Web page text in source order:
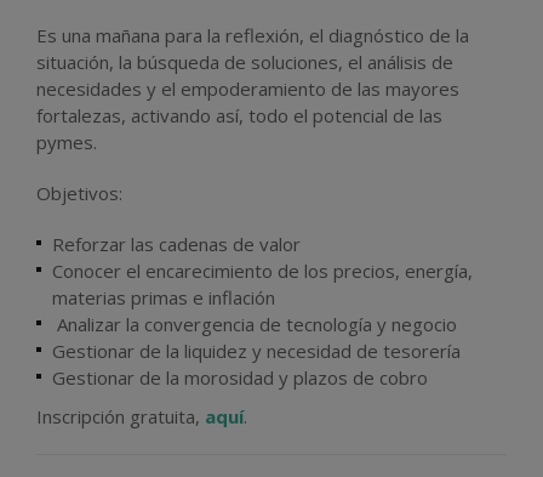
Es una mañana para la reflexión, el diagnóstico de la
situación, la búsqueda de soluciones, el análisis de
necesidades y el empoderamiento de las mayores
fortalezas, activando así, todo el potencial de las
pymes.
Objetivos:
Reforzar las cadenas de valor
Conocer el encarecimiento de los precios, energía,
materias primas e inflación
Analizar la convergencia de tecnología y negocio
Gestionar de la liquidez y necesidad de tesorería
Gestionar de la morosidad y plazos de cobro
Inscripción gratuita, aquí.